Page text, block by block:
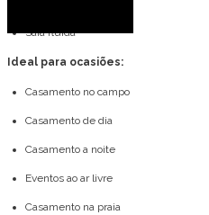
Saia fluida
Ideal para ocasiões:
Casamento no campo
Casamento de dia
Casamento a noite
Eventos ao ar livre
Casamento na praia